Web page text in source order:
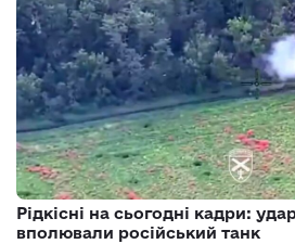
Рідкісні на сьогодні кадри:
вполювали російський танк